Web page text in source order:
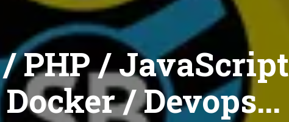
PHP / JavaScript
/ Devops...